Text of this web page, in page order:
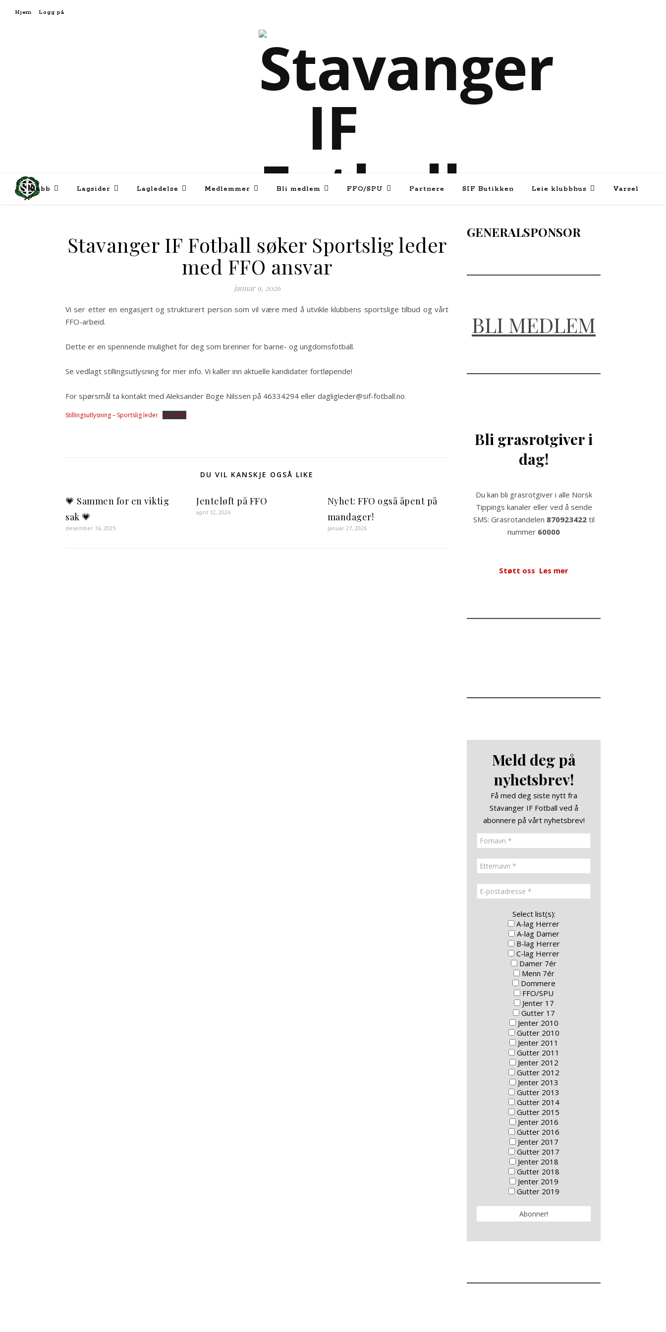
Hjem Logg på
Klubb Lagsider Lagledelse Medlemmer Bli medlem FFO/SPU Partnere SIF Butikken Leie klubbhus Varsel
Stavanger IF Fotball søker Sportslig leder
med FFO ansvar
januar 9, 2026
Vi ser etter en engasjert og strukturert person som vil være med å utvikle klubbens sportslige tilbud og vårt
FFO-arbeid.
Dette er en spennende mulighet for deg som brenner for barne- og ungdomsfotball.
Se vedlagt stillingsutlysning for mer info. Vi kaller inn aktuelle kandidater fortløpende!
For spørsmål ta kontakt med Aleksander Boge Nilssen på 46334294 eller dagligleder@sif-fotball.no
Stillingsutlysning – Sportslig leder Last ned
DU VIL KANSKJE OGSÅ LIKE
💗 Sammen for en viktig
sak 💗
desember 16, 2025
Jenteløft på FFO
april 12, 2026
Nyhet: FFO også åpent på
mandager!
januar 27, 2026
GENERALSPONSOR
BLI MEDLEM
Bli grasrotgiver i
dag!
Du kan bli grasrotgiver i alle Norsk
Tippings kanaler eller ved å sende
SMS: Grasrotandelen 870923422til
nummer 60000
Støtt oss Les mer
Meld deg på
nyhetsbrev!
Få med deg siste nytt fra
Stavanger IF Fotball ved å
abonnere på vårt nyhetsbrev!
Select list(s):
A-lag Herrer
A-lag Damer
B-lag Herrer
C-lag Herrer
Damer 7ér
Menn 7ér
Dommere
FFO/SPU
Jenter 17
Gutter 17
Jenter 2010
Gutter 2010
Jenter 2011
Gutter 2011
Jenter 2012
Gutter 2012
Jenter 2013
Gutter 2013
Gutter 2014
Gutter 2015
Jenter 2016
Gutter 2016
Jenter 2017
Gutter 2017
Jenter 2018
Gutter 2018
Jenter 2019
Gutter 2019